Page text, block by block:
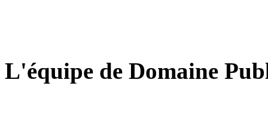
L'équipe de Domaine